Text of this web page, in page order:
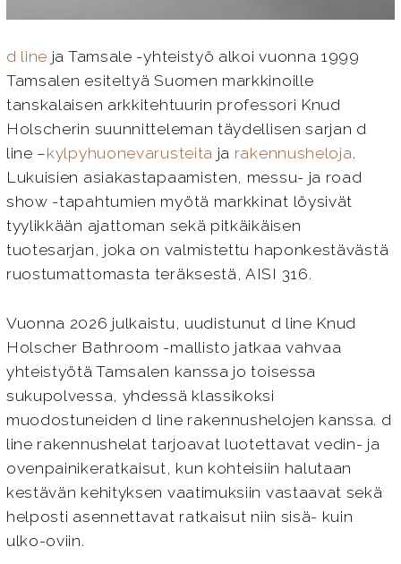
d line ja Tamsale -yhteistyö alkoi vuonna 1999
Tamsalen esiteltyä Suomen markkinoille
tanskalaisen arkkitehtuurin professori Knud
Holscherin suunnitteleman täydellisen sarjan d
line –kylpyhuonevarusteita ja rakennusheloja.
Lukuisien asiakastapaamisten, messu- ja road
show -tapahtumien myötä markkinat löysivät
tyylikkään ajattoman sekä pitkäikäisen
tuotesarjan, joka on valmistettu haponkestävästä
ruostumattomasta teräksestä, AISI 316.
Vuonna 2026 julkaistu, uudistunut d line Knud
Holscher Bathroom -mallisto jatkaa vahvaa
yhteistyötä Tamsalen kanssa jo toisessa
sukupolvessa, yhdessä klassikoksi
muodostuneiden d line rakennushelojen kanssa. d
line rakennushelat tarjoavat luotettavat vedin- ja
ovenpainikeratkaisut, kun kohteisiin halutaan
kestävän kehityksen vaatimuksiin vastaavat sekä
helposti asennettavat ratkaisut niin sisä- kuin
ulko-oviin.